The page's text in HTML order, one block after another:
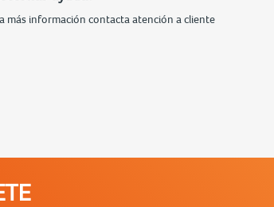
más información contacta atención a cliente